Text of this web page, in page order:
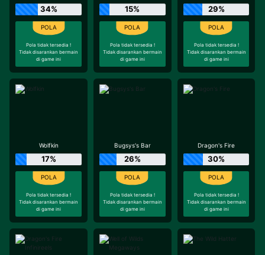
34%
Pola tidak tersedia !
Tidak disarankan bermain
di game ini
15%
Pola tidak tersedia !
Tidak disarankan bermain
di game ini
29%
Pola tidak tersedia !
Tidak disarankan bermain
di game ini
Wolfkin
17%
Pola tidak tersedia !
Tidak disarankan bermain
di game ini
Bugsys's Bar
26%
Pola tidak tersedia !
Tidak disarankan bermain
di game ini
Dragon's Fire
30%
Pola tidak tersedia !
Tidak disarankan bermain
di game ini